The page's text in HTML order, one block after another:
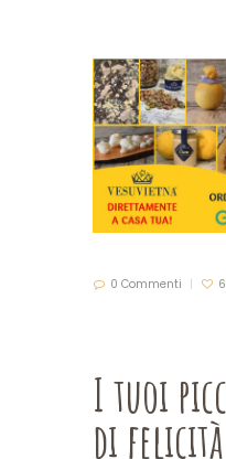
0 Commenti
I tuoi
di